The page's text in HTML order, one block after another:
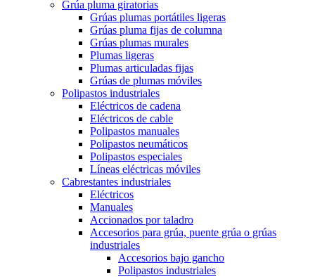
Grúa pluma giratorias
Grúas plumas portátiles ligeras
Grúas pluma fijas de columna
Grúas plumas murales
Plumas ligeras
Plumas articuladas fijas
Grúas de plumas móviles
Polipastos industriales
Eléctricos de cadena
Eléctricos de cable
Polipastos manuales
Polipastos neumáticos
Polipastos especiales
Líneas eléctricas móviles
Cabrestantes industriales
Eléctricos
Manuales
Accionados por taladro
Accesorios para grúa, puente grúa o grúas
industriales
Accesorios bajo gancho
Polipastos industriales